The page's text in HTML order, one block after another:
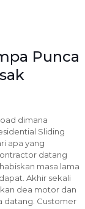
Punca
dimana
Sliding
apa yang
datang
masa lama
Akhir sekali
dea motor dan
datang. Customer